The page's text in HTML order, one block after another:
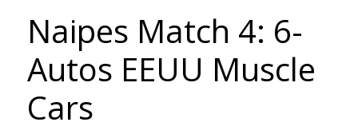
Naipes Match 4: 6-
Autos EEUU Muscle
Cars